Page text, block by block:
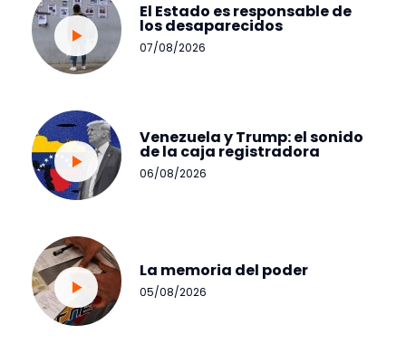
El Estado es responsable de
los desaparecidos
07/08/2026
Venezuela y Trump: el sonido
de la caja registradora
06/08/2026
La memoria del poder
05/08/2026